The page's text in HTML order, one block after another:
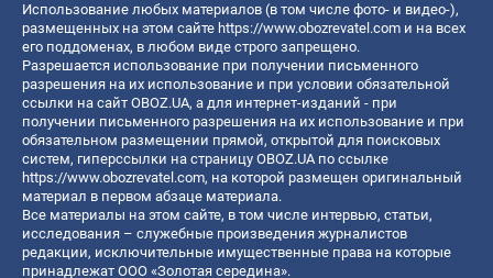
Использование любых материалов (в том числе фото- и видео-),
размещенных на этом сайте https://www.obozrevatel.com и на всех
его поддоменах, в любом виде строго запрещено.
Разрешается использование при получении письменного
разрешения на их использование и при условии обязательной
ссылки на сайт OBOZ.UA, а для интернет-изданий - при
получении письменного разрешения на их использование и при
обязательном размещении прямой, открытой для поисковых
систем, гиперссылки на страницу OBOZ.UA по ссылке
https://www.obozrevatel.com, на которой размещен оригинальный
материал в первом абзаце материала.
Все материалы на этом сайте, в том числе интервью, статьи,
исследования – служебные произведения журналистов
редакции, исключительные имущественные права на которые
принадлежат ООО «Золотая середина».